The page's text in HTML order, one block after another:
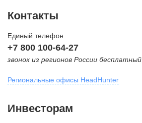
Контакты
Единый телефон
+7 800 100-64-27
звонок из регионов России бесплатный
Региональные офисы HeadHunter
внутригородская территория
Инвесторам